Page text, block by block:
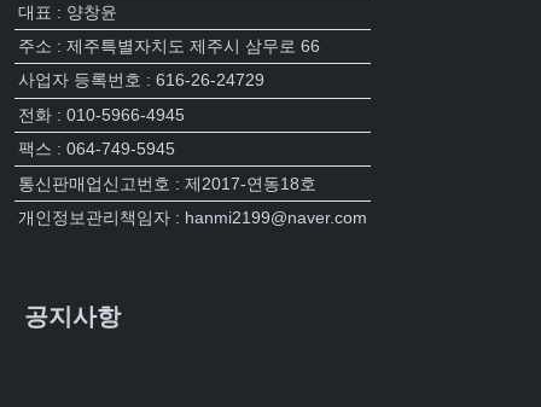
대표 : 양창윤
주소 : 제주특별자치도 제주시 삼무로 66
사업자 등록번호 : 616-26-24729
전화 : 010-5966-4945
팩스 : 064-749-5945
통신판매업신고번호 : 제2017-연동18호
개인정보관리책임자 : hanmi2199@naver.com
공지사항